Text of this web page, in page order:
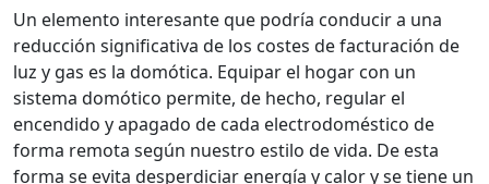
Un elemento interesante que podría conducir a una
reducción significativa de los costes de facturación de
luz y gas es la domótica. Equipar el hogar con un
sistema domótico permite, de hecho, regular el
encendido y apagado de cada electrodoméstico de
forma remota según nuestro estilo de vida. De esta
forma se evita desperdiciar energía y calor y se tiene un